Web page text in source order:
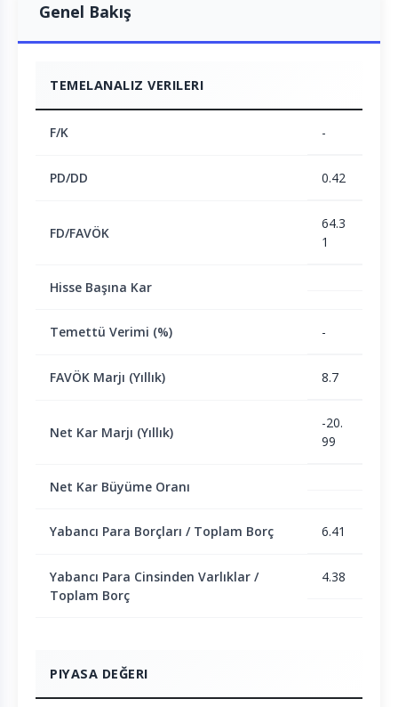
Genel Bakış
TEMELANALIZ VERILERI
F/K -
PD/DD 0.42
FD/FAVÖK
64.3
1
Hisse Başına Kar
Temettü Verimi (%) -
FAVÖK Marjı (Yıllık) 8.7
Net Kar Marjı (Yıllık)
-20.
99
Net Kar Büyüme Oranı
Yabancı Para Borçları / Toplam Borç 6.41
Yabancı Para Cinsinden Varlıklar /
Toplam Borç
4.38
PIYASA DEĞERI